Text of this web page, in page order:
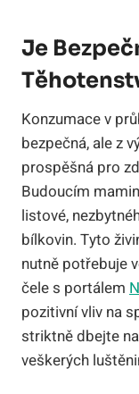
Je
Konzumace v
bezpečná, ale z
prospěšná pro
Budoucím
listové,
bílkovin. Tyto
nutně potřebuje
čele s portálem
pozitivní vliv na
striktně dbejte
veškerých